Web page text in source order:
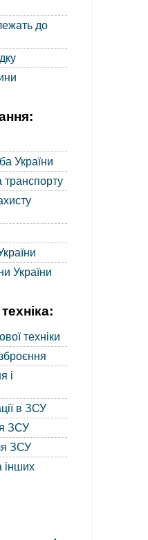
до
України
України
техніки
і
в ЗСУ
ЗСУ
ЗСУ
інших